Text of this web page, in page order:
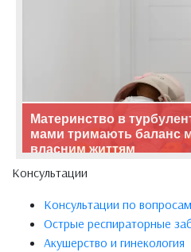
Материнство в
мами тримають баланс
власним життям
Консультации
Консультации по
Острые респираторные
Акушерство и гинекология